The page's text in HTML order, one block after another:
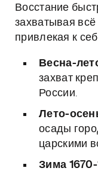
Восстание
захватывая
привлекая к
Весна-
захват
России.
Лето-
осады
царскими
Зима 1670-